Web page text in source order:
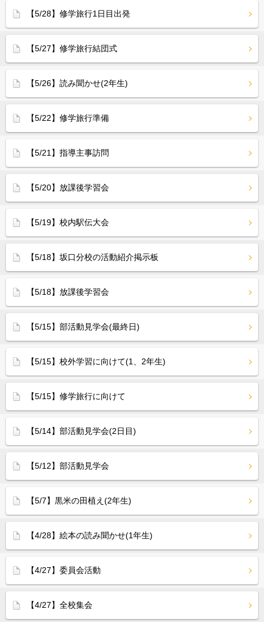
【5/28】修学旅行1日目出発
【5/27】修学旅行結団式
【5/26】読み聞かせ(2年生)
【5/22】修学旅行準備
【5/21】指導主事訪問
【5/20】放課後学習会
【5/19】校内駅伝大会
【5/18】坂口分校の活動紹介掲示板
【5/18】放課後学習会
【5/15】部活動見学会(最終日)
【5/15】校外学習に向けて(1、2年生)
【5/15】修学旅行に向けて
【5/14】部活動見学会(2日目)
【5/12】部活動見学会
【5/7】黒米の田植え(2年生)
【4/28】絵本の読み聞かせ(1年生)
【4/27】委員会活動
【4/27】全校集会